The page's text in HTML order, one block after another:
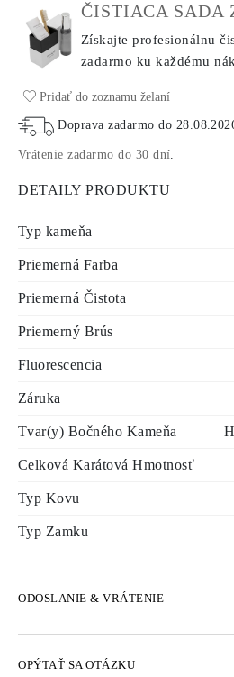
ČISTIACA SADA
Získajte profesionálnu
zadarmo ku každému
Pridať do zoznamu želaní
Doprava zadarmo do
Vrátenie zadarmo do 30 dní.
DETAILY PRODUKTU
Typ kameňa
Priemerná Farba
Priemerná Čistota
Priemerný Brús
Fluorescencia
Záruka
Tvar(y) Bočného Kameňa
Celková Karátová Hmotnosť
Typ Kovu
Typ Zamku
ODOSLANIE & VRÁTENIE
OPÝTAŤ SA OTÁZKU